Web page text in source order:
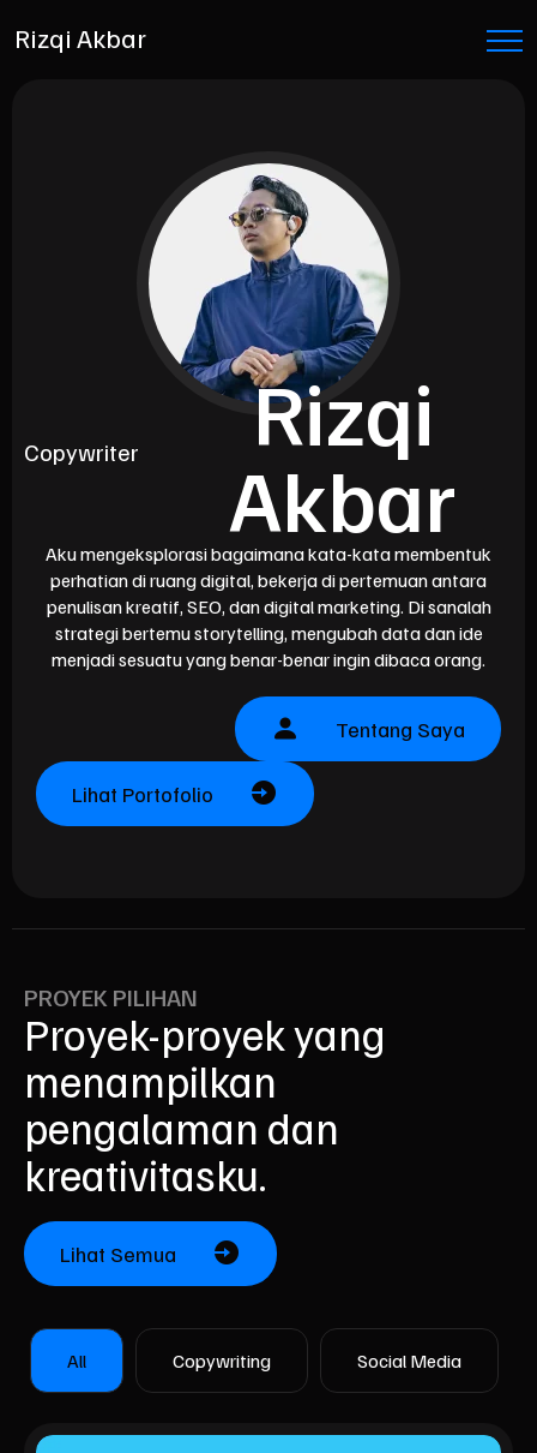
Rizqi Akbar
Rizqi
Akbar
Copywriter
Aku mengeksplorasi bagaimana kata-kata membentuk
perhatian di ruang digital, bekerja di pertemuan antara
penulisan kreatif, SEO, dan digital marketing. Di sanalah
strategi bertemu storytelling, mengubah data dan ide
menjadi sesuatu yang benar-benar ingin dibaca orang.
Tentang Saya
Lihat Portofolio
PROYEK PILIHAN
Proyek-proyek yang
menampilkan
pengalaman dan
kreativitasku.
Lihat Semua
All Copywriting Social Media